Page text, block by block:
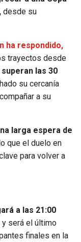
desde su
ha respondido,
trayectos desde
las 30
su cercanía
a su
larga espera de
que el duelo en
para volver a
a las 21:00
y será el último
finales en la